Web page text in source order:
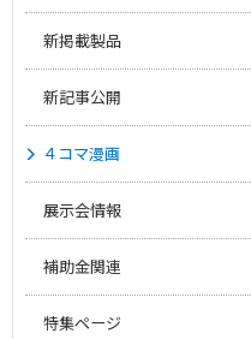
新掲載製品
新記事公開
４コマ漫画
展示会情報
補助金関連
特集ページ